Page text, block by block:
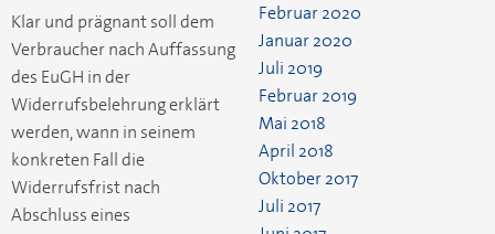
Klar und prägnant soll dem
Verbraucher nach Auffassung
des EuGH in der
Widerrufsbelehrung erklärt
werden, wann in seinem
konkreten Fall die
Widerrufsfrist nach
Abschluss eines
Februar 2020
Januar 2020
Juli 2019
Februar 2019
Mai 2018
April 2018
Oktober 2017
Juli 2017